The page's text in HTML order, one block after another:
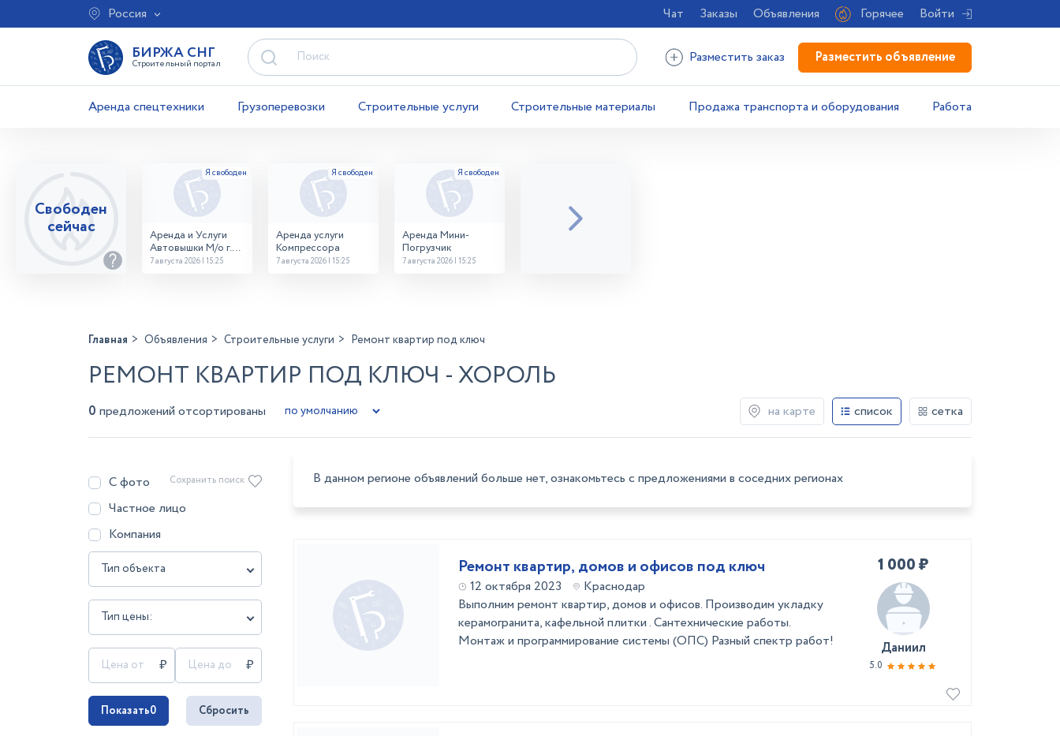
Россия Чат Заказы Объявления Горячее Войти
БИРЖА СНГ
Строительный портал Разместить заказ Разместить объявление
Аренда спецтехники Грузоперевозки Строительные услуги Строительные материалы Продажа транспорта и оборудования Работа
Свободен
сейчас
Аренда и Услуги
Автовышки М/о г.
Домодедово
7 августа 2026 | 15:25
Аренда услуги
Компрессора
7 августа 2026 | 15:25
Аренда Мини-
Погрузчик
7 августа 2026 | 15:25
Главная Объявления Строительные услуги Ремонт квартир под ключ
РЕМОНТ КВАРТИР ПОД КЛЮЧ - ХОРОЛЬ
0 предложений отсортированы на карте список сетка
С фото
Частное лицо
Компания
Тип объекта
Тип цены:
Сохранить поиск
Показать0 Сбросить
В данном регионе объявлений больше нет, ознакомьтесь с предложениями в соседних регионах
Ремонт квартир, домов и офисов под ключ
12 октября 2023
Краснодар
Выполним ремонт квартир, домов и офисов. Производим укладку
керамогранита, кафельной плитки . Сантехнические работы.
Монтаж и программирование системы (ОПС) Разный спектр работ!
1 000 ₽
Даниил
5.0